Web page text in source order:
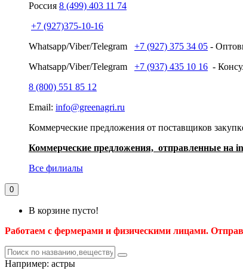
Россия 8 (499) 403 11 74
+7 (927)375-10-16
Whatsapp/Viber/Telegram +7 (927) 375 34 05 -
Whatsapp/Viber/Telegram +7 (937) 435 10 16 -
8 (800) 551 85 12
Email: info@greenagri.ru
Коммерческие предложения от поставщиков
Коммерческие предложения, отправленные на
Все филиалы
0
В корзине пусто!
Работаем с фермерами и физическими лицами.
Например: астры